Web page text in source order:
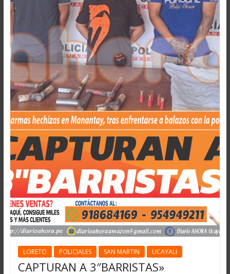
LORETO POLICIALES SAN MARTIN UCAYALI
CAPTURAN A 3″BARRISTAS»